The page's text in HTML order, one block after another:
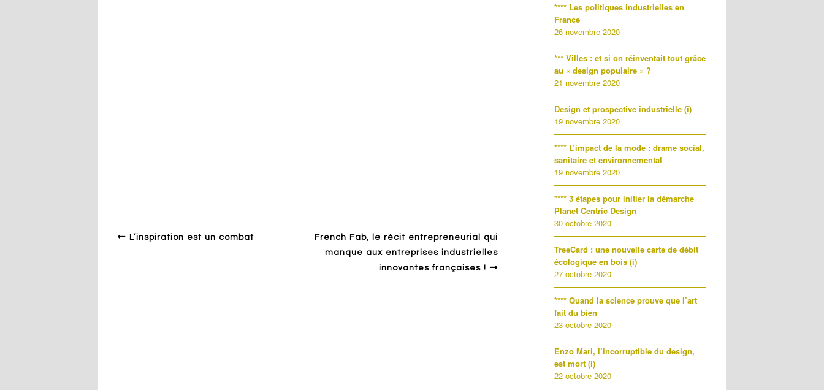
L’inspiration est un combat
French Fab, le récit entrepreneurial qui
manque aux entreprises industrielles
innovantes françaises !
**** Les politiques industrielles en
France
26 novembre 2020
*** Villes : et si on réinventait tout grâce
au « design populaire » ?
21 novembre 2020
Design et prospective industrielle (i)
19 novembre 2020
**** L’impact de la mode : drame social,
sanitaire et environnemental
19 novembre 2020
**** 3 étapes pour initier la démarche
Planet Centric Design
30 octobre 2020
TreeCard : une nouvelle carte de débit
écologique en bois (i)
27 octobre 2020
**** Quand la science prouve que l’art
fait du bien
23 octobre 2020
Enzo Mari, l’incorruptible du design,
est mort (i)
22 octobre 2020